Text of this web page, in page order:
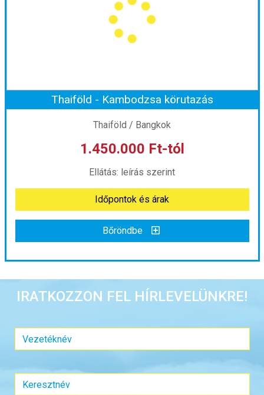
Utazás módja:
Repülővel
Ellátás: leírás szerint
Szálláskategória:
Kétágyas (franciaágyas) szoba felnőtt pótággyal
Időpont: 2026-11-17 | 13 éj
már 1.308.333 Ft-tól
Időpontok és árak
Bőröndbe
Thaiföld - Kambodzsa körutazás
Thaiföld / Bangkok
1.450.000 Ft-tól
Ellátás: leírás szerint
Időpontok és árak
Bőröndbe
Város:Bangkok
Kétágyas (két különálló ágyas) szoba
Időtartam:12 éj
IRATKOZZON FEL HÍRLEVELÜNKRE!